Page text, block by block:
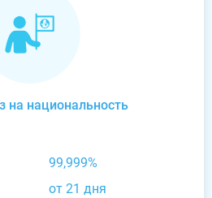
на национальность
99,999%
от 21 дня